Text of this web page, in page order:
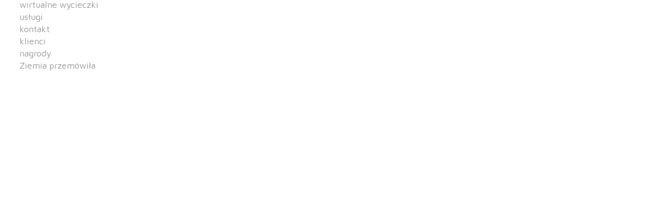
wirtualne wycieczki
usługi
kontakt
klienci
nagrody
Ziemia przemówiła